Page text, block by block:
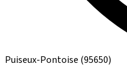
Puiseux-Pontoise (95650)